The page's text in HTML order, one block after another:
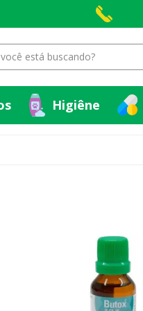
Higiêne
Higiêne